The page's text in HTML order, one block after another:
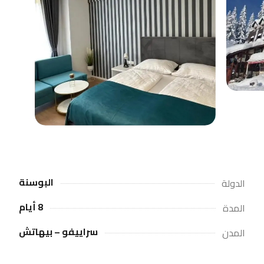
الدولة
البوسنة
المدة
8 أيام
المدن
سراييفو – بيهاتش